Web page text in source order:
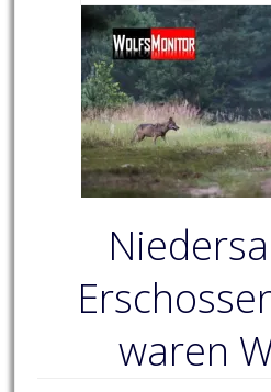
waren